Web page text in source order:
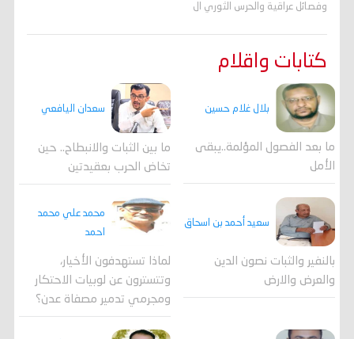
وفصائل عراقية والحرس الثوري ال
كتابات واقلام
بلال غلام حسين
ما بعد الفصول المؤلمة..يبقى
الأمل
سعدان اليافعي
ما بين الثبات والانبطاح.. حين
تخاض الحرب بعقيدتين
سعيد أحمد بن اسحاق
بالنفير والثبات نصون الدين
والعرض والارض
محمد علي محمد
احمد
لماذا تستهدفون الأخيار،
وتتسترون عن لوبيات الاحتكار
ومجرمي تدمير مصفاة عدن؟